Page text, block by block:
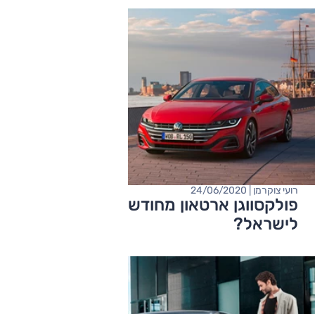
פולקסווגן ארטאון מחודשת - בדרך
לישראל?
רועי צוקרמן | 24/06/2020